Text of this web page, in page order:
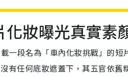
化妝曝光真實素
一段名為「車內化妝挑戰」的
有任何底妝遮蓋下，其五官依舊